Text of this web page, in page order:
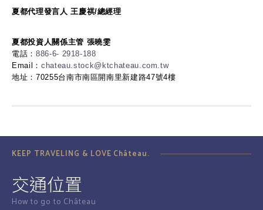
夏都代理發言人 王慶祺/總經理
夏都投資人關係主管 張曉雯
電話： 886-6- 2918-188
Email： chateau.stock@ktchateau.com.tw
地址：70255台南市南區開南里新建路47號4樓
KEEP TRAVELING & LOVE Château.
交通位置
How to go to Château